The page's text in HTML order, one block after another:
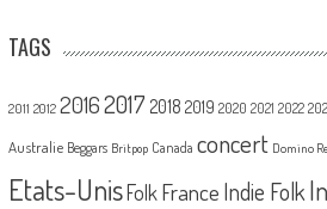
TAGS
2011 2012 20162017 2018 2019 2020 2021 2022
Australie Beggars Britpop Canada concert Domino
Etats-UnisFolk France Indie Folk